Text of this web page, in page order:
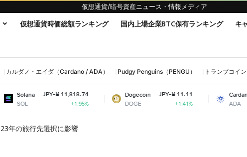
仮想通貨/暗号資産ニュース・情報メディア
仮想通貨時価総額ランキング 国内上場企業BTC保有ランキング キ
カルダノ・エイダ（Cardano / ADA） Pudgy Penguins（PENGU） トランプコイ
JPY-¥ 11,818.74
+1.95%
Dogecoin
DOGE
JPY-¥ 11.11
+1.41%
Cardano
ADA
JPY-¥
-0.45%
年の旅行先選択に影響